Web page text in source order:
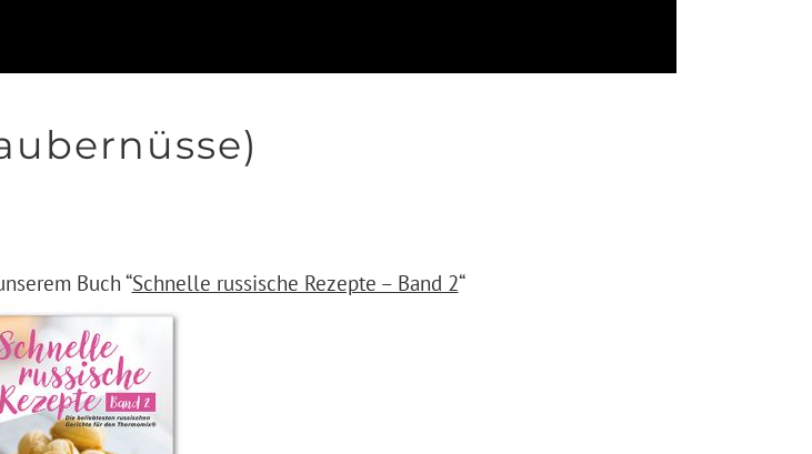
Buch “Schnelle russische Rezepte – Band 2“